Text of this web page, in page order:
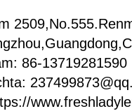
86-13719281590